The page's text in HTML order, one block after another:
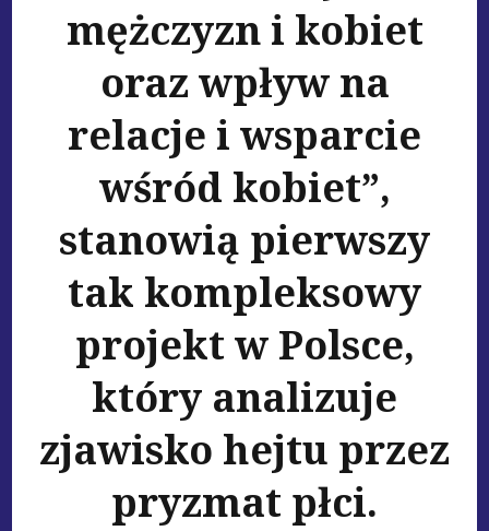
mężczyzn i kobiet
oraz wpływ na
relacje i wsparcie
wśród kobiet”,
stanowią pierwszy
tak kompleksowy
projekt w Polsce,
który analizuje
zjawisko hejtu przez
pryzmat płci.